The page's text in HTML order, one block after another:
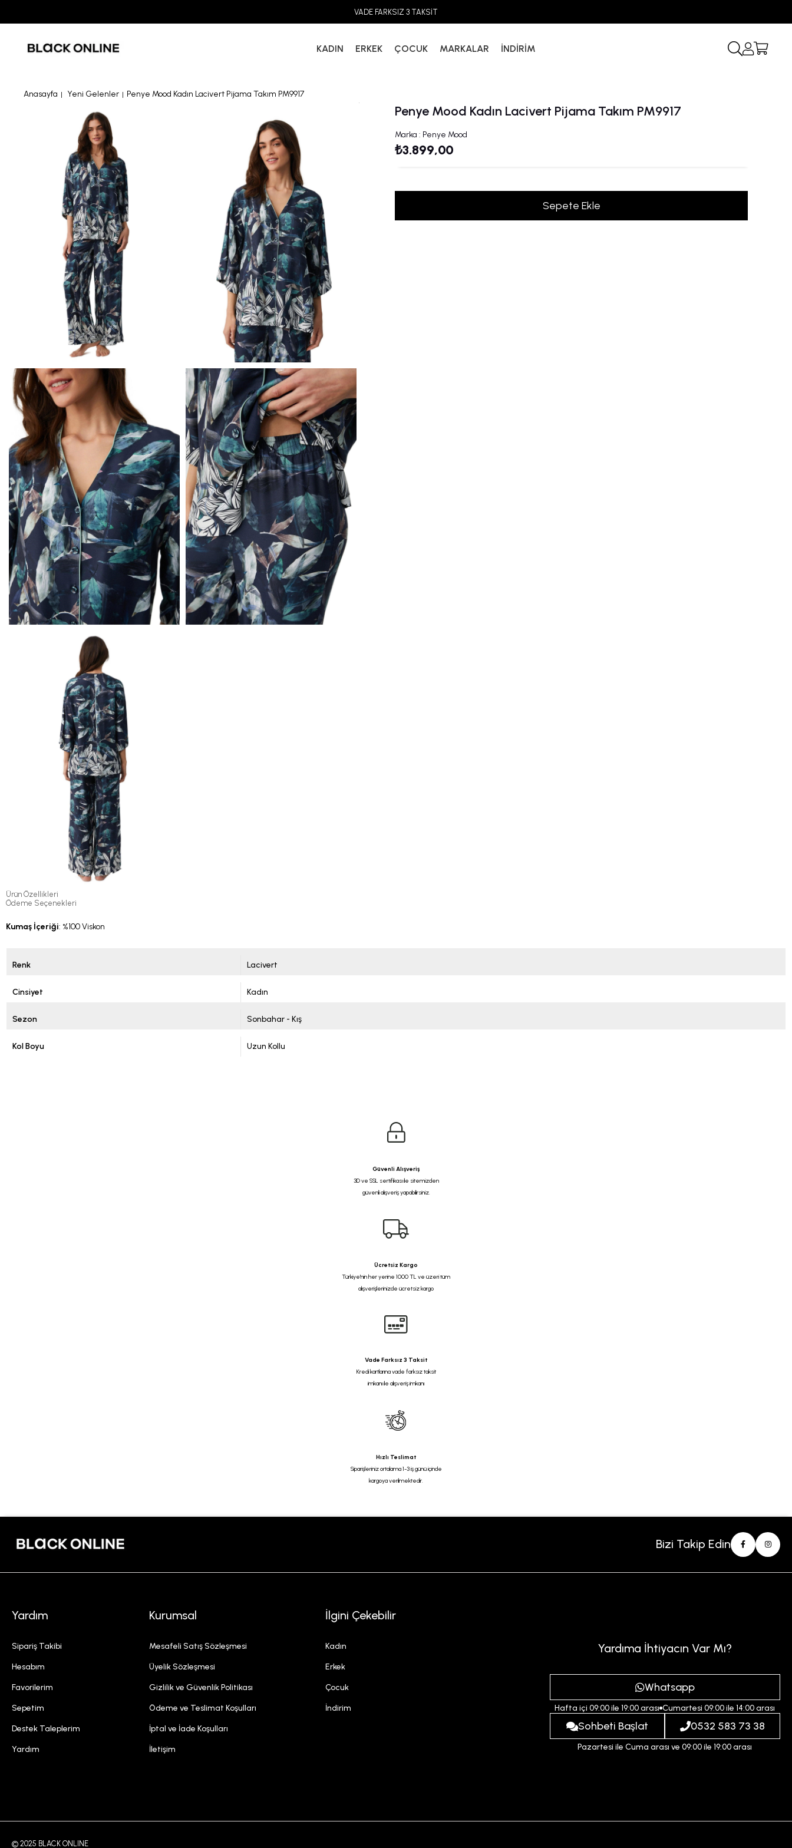
KADIN ERKEK ÇOCUK MARKALAR İNDİRİM
Anasayfa Yeni Gelenler Penye Mood Kadın Lacivert Pijama Takım PM9917
Penye Mood Kadın Lacivert Pijama Takım PM9917
Marka : Penye Mood
₺3.899,00
Ürün Özellikleri
Ödeme Seçenekleri
Kumaş İçeriği: %100 Viskon
Renk Lacivert
Cinsiyet Kadın
Sezon Sonbahar - Kış
Kol Boyu Uzun Kollu
Güvenli Alışveriş
3D ve SSL sertifikası ile sitemizden
güvenli alışveriş yapabilirsiniz.
Ücretsiz Kargo
Türkiye'nin her yerine 1000 TL ve üzeri tüm
alışverişlerinizde ücretsiz kargo
Vade Farksız 3 Taksit
Kredi kartlarına vade farksız taksit
imkanı ile alışveriş imkanı
Hızlı Teslimat
Siparişleriniz ortalama 1-3 iş günü içinde
kargoya verilmektedir.
Bizi Takip Edin
Yardım
Sipariş Takibi
Hesabım
Favorilerim
Sepetim
Destek Taleplerim
Yardım
Kurumsal
Mesafeli Satış Sözleşmesi
Üyelik Sözleşmesi
Gizlilik ve Güvenlik Politikası
Ödeme ve Teslimat Koşulları
İptal ve İade Koşulları
İletişim
İlgini Çekebilir
Kadın
Erkek
Çocuk
İndirim
Yardıma İhtiyacın Var Mı?
Whatsapp
Hafta içi 09:00 ile 19:00 arası Cumartesi 09:00 ile 14:00 arası
Sohbeti Başlat 0532 583 73 38
Pazartesi ile Cuma arası ve 09:00 ile 19:00 arası
© 2025 BLACK ONLINE